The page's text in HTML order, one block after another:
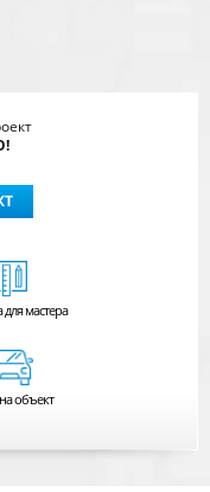
для мастера
объект